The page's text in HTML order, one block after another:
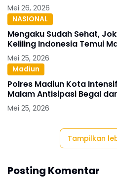
Mei 26, 2026
NASIONAL
Mengaku Sudah Sehat,
Keliling Indonesia Temui
Mei 25, 2026
Madiun
Polres Madiun Kota
Malam Antisipasi Begal
Mei 25, 2026
Tampilkan
Posting Komentar